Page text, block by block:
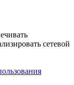
сетевой